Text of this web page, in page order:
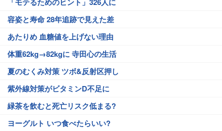
容姿と寿命 28年追跡で見えた差
あたりめ 血糖値を上げない理由
体重62kg→82kgに 寺田心の生活
夏のむくみ対策 ツボ&反射区押し
紫外線対策がビタミンD不足に
緑茶を飲むと死亡リスク低まる?
ヨーグルト いつ食べたらいい?